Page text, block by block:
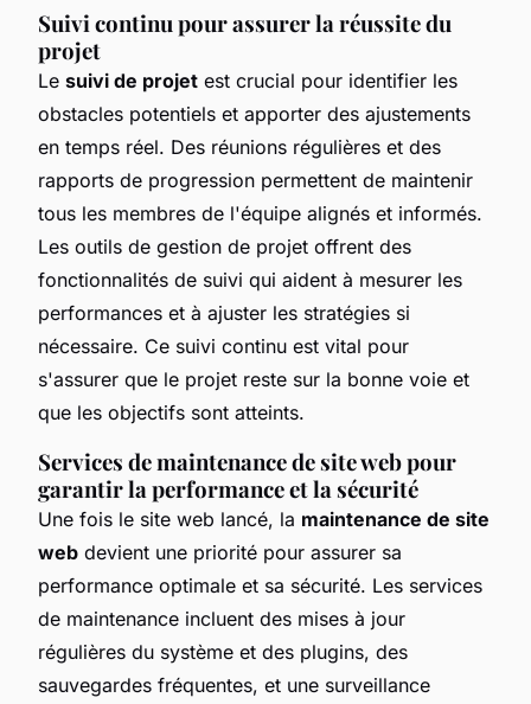
Suivi continu pour assurer la réussite du
projet
Le suivi de projet est crucial pour identifier les
obstacles potentiels et apporter des ajustements
en temps réel. Des réunions régulières et des
rapports de progression permettent de maintenir
tous les membres de l'équipe alignés et informés.
Les outils de gestion de projet offrent des
fonctionnalités de suivi qui aident à mesurer les
performances et à ajuster les stratégies si
nécessaire. Ce suivi continu est vital pour
s'assurer que le projet reste sur la bonne voie et
que les objectifs sont atteints.
Services de maintenance de site web pour
garantir la performance et la sécurité
Une fois le site web lancé, la maintenance de site
web devient une priorité pour assurer sa
performance optimale et sa sécurité. Les services
de maintenance incluent des mises à jour
régulières du système et des plugins, des
sauvegardes fréquentes, et une surveillance